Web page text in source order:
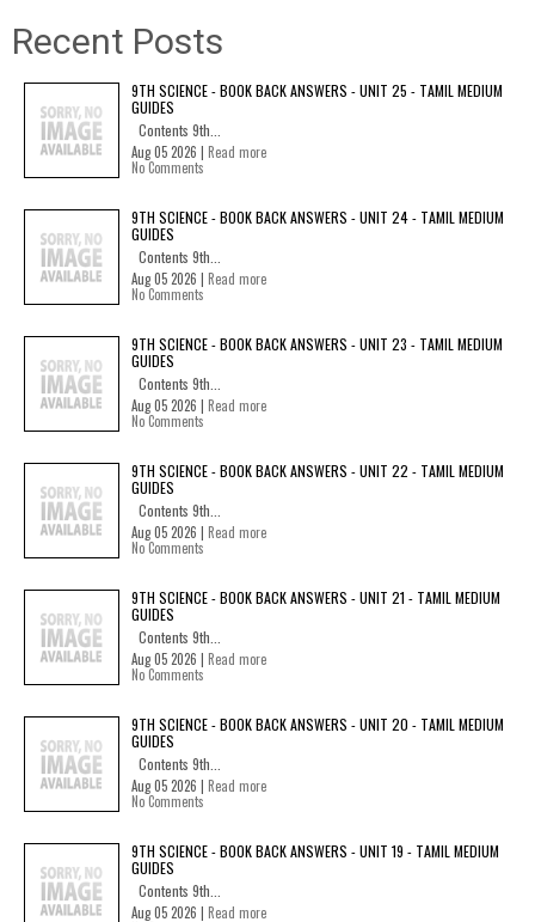
Recent Posts
9TH SCIENCE - BOOK BACK ANSWERS - UNIT 25 - TAMIL MEDIUM
GUIDES
Contents 9th...
Aug 05 2026 | Read more
No Comments
9TH SCIENCE - BOOK BACK ANSWERS - UNIT 24 - TAMIL MEDIUM
GUIDES
Contents 9th...
Aug 05 2026 | Read more
No Comments
9TH SCIENCE - BOOK BACK ANSWERS - UNIT 23 - TAMIL MEDIUM
GUIDES
Contents 9th...
Aug 05 2026 | Read more
No Comments
9TH SCIENCE - BOOK BACK ANSWERS - UNIT 22 - TAMIL MEDIUM
GUIDES
Contents 9th...
Aug 05 2026 | Read more
No Comments
9TH SCIENCE - BOOK BACK ANSWERS - UNIT 21 - TAMIL MEDIUM
GUIDES
Contents 9th...
Aug 05 2026 | Read more
No Comments
9TH SCIENCE - BOOK BACK ANSWERS - UNIT 20 - TAMIL MEDIUM
GUIDES
Contents 9th...
Aug 05 2026 | Read more
No Comments
9TH SCIENCE - BOOK BACK ANSWERS - UNIT 19 - TAMIL MEDIUM
GUIDES
Contents 9th...
Aug 05 2026 | Read more